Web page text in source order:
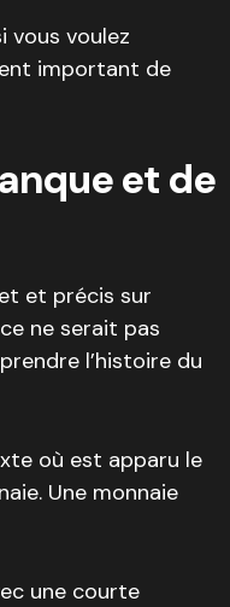
vous voulez
important de
et de
et précis sur
ne serait pas
l’histoire du
où est apparu le
Une monnaie
une courte